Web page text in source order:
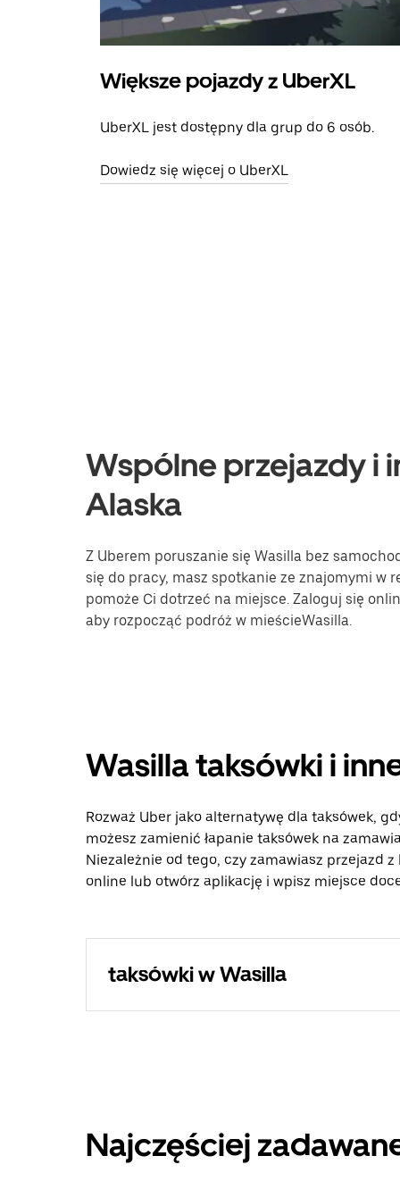
Większe pojazdy z UberXL
UberXL jest dostępny dla grup do 6 osób.
Dowiedz się więcej o UberXL
Wspólne przejazdy i
Alaska
Z Uberem poruszanie się Wasilla bez
się do pracy, masz spotkanie ze znajomymi w
pomoże Ci dotrzeć na miejsce. Zaloguj się
aby rozpocząć podróż w mieścieWasilla.
Wasilla taksówki i
Rozważ Uber jako alternatywę dla taksówek,
możesz zamienić łapanie taksówek na
Niezależnie od tego, czy zamawiasz przejazd
online lub otwórz aplikację i wpisz miejsce
taksówki w Wasilla
Najczęściej